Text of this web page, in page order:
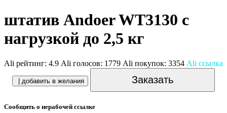
штатив Andoer WT3130 с
нагрузкой до 2,5 кг
Ali рейтинг: 4.9 Ali голосов: 1779 Ali покупок: 3354 Ali ссылка
| добавить в желания Заказать
Сообщить о нерабочей ссылке